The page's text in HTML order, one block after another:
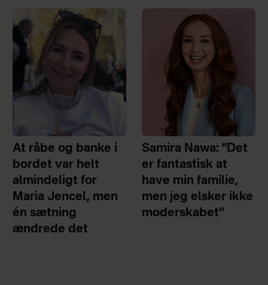
At råbe og banke i
bordet var helt
almindeligt for
Maria Jencel, men
én sætning
ændrede det
Samira Nawa: ”Det
er fantastisk at
have min familie,
men jeg elsker ikke
moderskabet”